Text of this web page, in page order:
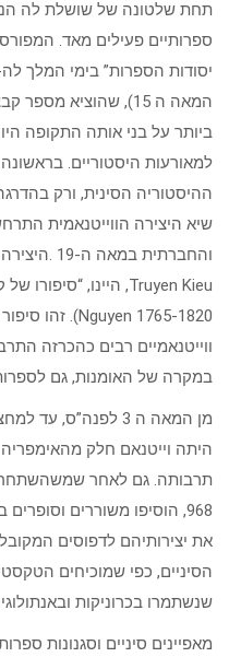
תחת שלטונה של שושלת לה
יסודות הספרות” בימי המלך
המאה ה 15), שהוציא
ביותר על בני אותה התקופה היו
למאורעות היסטוריים.
ההיסטוריה הסינית, ורק
שיא היצירה הווייטנאמית
והחברתית
Truyen Kieu, היינו, “סיפורו של קיו”, שנכתבה על ידי
ווייטנאמיים רבים כהכרזה
במקרה של האומנות, גם לספרות
היתה וייטנאם חלק מהאימפריה
תרבותה. גם לאחר
968, הוסיפו משוררים
את יצירותיהם לדפוסים
שנשתמרו בכרוניקות
מאפיינים סיניים וסגנונות